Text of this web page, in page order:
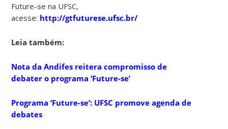
Future-se na UFSC,
acesse: http://gtfuturese.ufsc.br/
Leia também:
Nota da Andifes reitera compromisso de
debater o programa ‘Future-se’
Programa ‘Future-se’: UFSC promove agenda de
debates